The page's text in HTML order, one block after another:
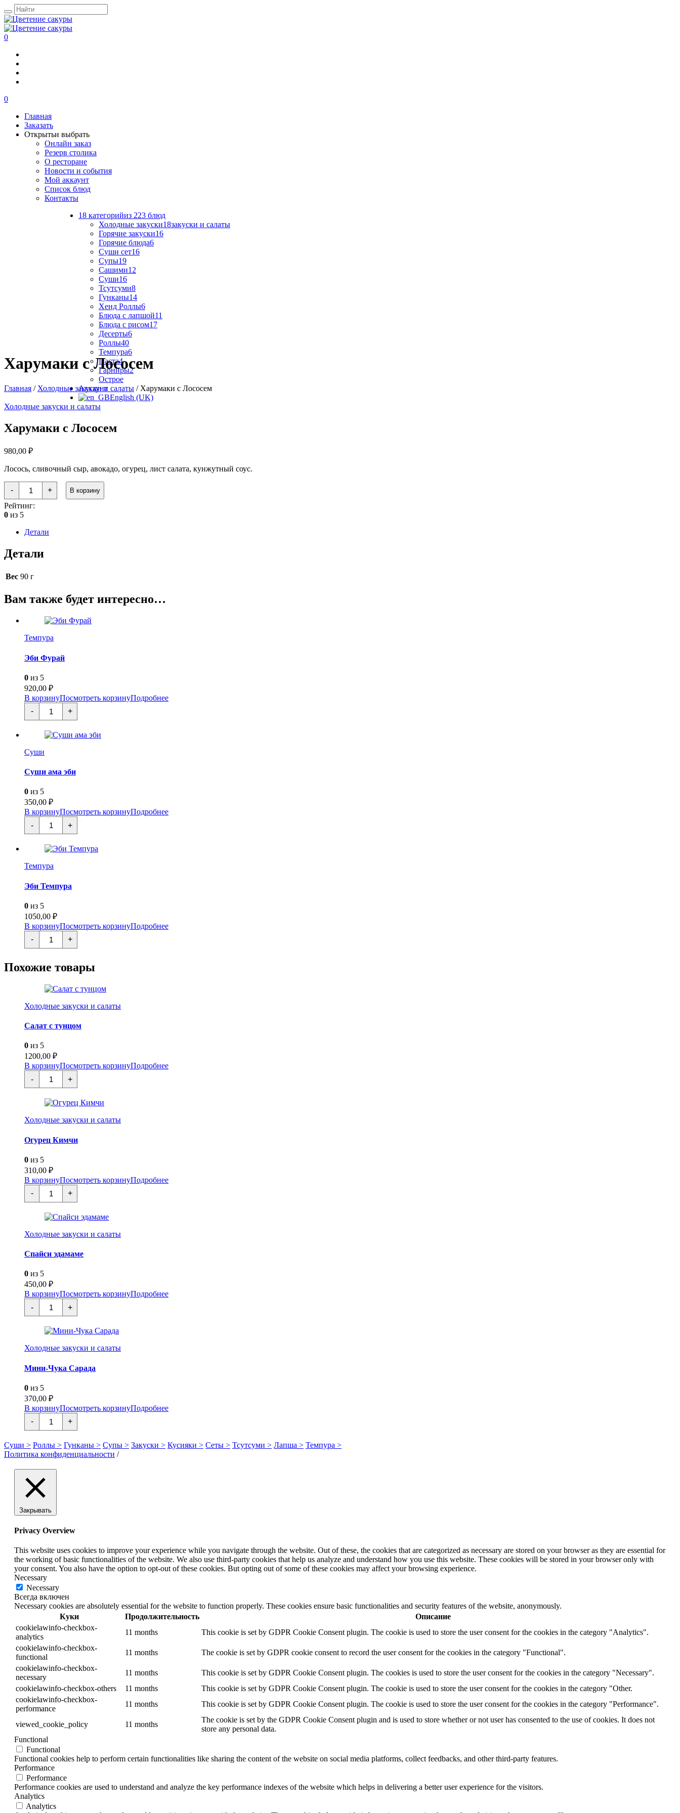
0
0
Главная
Заказать
Открытьи выбрать
Онлайн заказ
Резерв столика
О ресторане
Новости и события
Мой аккаунт
Список блюд
Контакты
18 категорийиз 223 блюд
Холодные закуски18закуски и салаты
Горячие закуски16
Горячие блюда6
Суши сет16
Супы19
Сашими12
Суши16
Тсутсуми8
Гунканы14
Хенд Роллы6
Блюда с лапшой11
Блюда с рисом17
Десерты6
Роллы40
Темпура6
Паста4
Гарниры2
Острое
Аккаунт
English (UK)
Харумаки с Лососем
Главная / Холодные закуски и салаты / Харумаки с Лососем
Холодные закуски и салаты
Харумаки с Лососем
980,00 ₽
Лосось, сливочный сыр, авокадо, огурец, лист салата, кунжутный соус.
-
Количество
товара
Харумаки
с
Лососем
+ В корзину
Рейтинг:
0 из 5
Детали
Детали
Вес 90 г
Вам также будет интересно…
Темпура
Эби Фурай
0 из 5
920,00 ₽
В корзинуПосмотреть корзинуПодробнее
-
Количество
товара
Эби
Фурай
+
Суши
Суши ама эби
0 из 5
350,00 ₽
В корзинуПосмотреть корзинуПодробнее
-
Количество
товара
Суши
ама
эби
+
Темпура
Эби Темпура
0 из 5
1050,00 ₽
В корзинуПосмотреть корзинуПодробнее
-
Количество
товара
Эби
+
Похожие товары
Холодные закуски и салаты
Салат с тунцом
0 из 5
1200,00 ₽
В корзинуПосмотреть корзинуПодробнее
-
Количество
товара
Салат
тунцом
+
Холодные закуски и салаты
Огурец Кимчи
0 из 5
310,00 ₽
В корзинуПосмотреть корзинуПодробнее
-
Количество
товара
Огурец
Кимчи
+
Холодные закуски и салаты
Спайси эдамаме
0 из 5
450,00 ₽
В корзинуПосмотреть корзинуПодробнее
-
Количество
товара
Спайси
эдамаме
+
Холодные закуски и салаты
Мини-Чука Сарада
0 из 5
370,00 ₽
В корзинуПосмотреть корзинуПодробнее
-
Количество
товара
Мини-
Сарада
+
Суши > Роллы > Гунканы > Супы > Закуски > Кусияки > Сеты > Тсутсуми > Лапша > Темпура >
Политика конфиденциальности /
Закрывать
Privacy Overview
This website uses cookies to improve your experience while you navigate through the website. Out of these, the cookies that are categorized as necessary are stored on your browser as they are essential for
the working of basic functionalities of the website. We also use third-party cookies that help us analyze and understand how you use this website. These cookies will be stored in your browser only with
your consent. You also have the option to opt-out of these cookies. But opting out of some of these cookies may affect your browsing experience.
Necessary
Necessary
Всегда включен
Necessary cookies are absolutely essential for the website to function properly. These cookies ensure basic functionalities and security features of the website, anonymously.
Куки
Продолжительность
Описание
cookielawinfo-checkbox-
analytics
11 months
This cookie is set by GDPR Cookie Consent plugin. The cookie is used to store the user consent for the cookies in the category "Analytics".
cookielawinfo-checkbox-
functional
11 months
The cookie is set by GDPR cookie consent to record the user consent for the cookies in the category "Functional".
cookielawinfo-checkbox-
necessary
11 months
This cookie is set by GDPR Cookie Consent plugin. The cookies is used to store the user consent for the cookies in the category "Necessary".
cookielawinfo-checkbox-others
11 months
This cookie is set by GDPR Cookie Consent plugin. The cookie is used to store the user consent for the cookies in the category "Other.
cookielawinfo-checkbox-
performance
11 months This cookie is set by GDPR Cookie Consent plugin. The cookie is used to store the user consent for the cookies in the category "Performance".
viewed_cookie_policy 11 months
The cookie is set by the GDPR Cookie Consent plugin and is used to store whether or not user has consented to the use of cookies. It does not
store any personal data.
Functional
Functional
Functional cookies help to perform certain functionalities like sharing the content of the website on social media platforms, collect feedbacks, and other third-party features.
Performance
Performance
Performance cookies are used to understand and analyze the key performance indexes of the website which helps in delivering a better user experience for the visitors.
Analytics
Analytics